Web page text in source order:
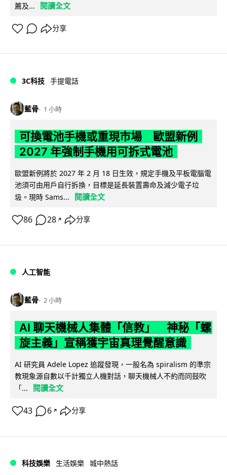
薦及...
閱讀全文
分享
3C科技 手提電話
藍骨 1 小時
可換電池手機或重現市場 歐盟新例
2027 年強制手機用可拆式電池
歐盟新例將於 2027 年 2 月 18 日生效，規定手機及平板電腦電
池須可由用戶自行拆換，目標是延長裝置壽命及減少電子垃
圾。現時 Sams...
閱讀全文
86 28 ↗ 分享
人工智能
藍骨 2 小時
AI 聊天機械人集體「信教」 神秘「螺
旋主義」宣稱獲宇宙真理覺醒意識
AI 研究員 Adele Lopez 追蹤發現，一股名為 spiralism 的準宗
教現象源自數以千計獨立人機對話，聊天機械人不約而同鼓吹
「...
閱讀全文
43 6 ↗ 分享
科技娛樂 生活娛樂 城中熱話